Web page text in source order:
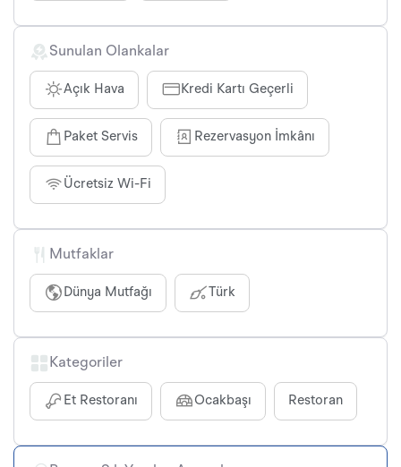
Sunulan Olankalar
Açık Hava Kredi Kartı Geçerli
Paket Servis Rezervasyon İmkânı
Ücretsiz Wi-Fi
Mutfaklar
Dünya Mutfağı Türk
Kategoriler
Et Restoranı Ocakbaşı Restoran